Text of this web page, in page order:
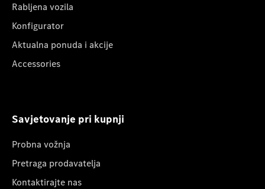
Rabljena vozila
Konfigurator
Aktualna ponuda i akcije
Accessories
Savjetovanje pri kupnji
Probna vožnja
Pretraga prodavatelja
Kontaktirajte nas